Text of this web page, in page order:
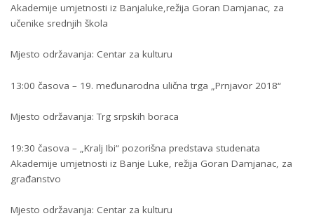
Akademije umjetnosti iz Banjaluke,režija Goran Damjanac, za
učenike srednjih škola
Mjesto održavanja: Centar za kulturu
13:00 časova – 19. međunarodna ulična trga „Prnjavor 2018“
Mjesto održavanja: Trg srpskih boraca
19:30 časova – „Kralj Ibi“ pozorišna predstava studenata
Akademije umjetnosti iz Banje Luke, režija Goran Damjanac, za
građanstvo
Mjesto održavanja: Centar za kulturu